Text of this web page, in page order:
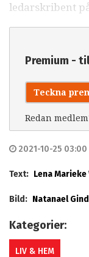
ledarskribent
Premium -
Teckna
Redan
2021-10-25 03:00
Text: Lena Marieke
Bild: Natanael
Kategorier:
LIV & HEM